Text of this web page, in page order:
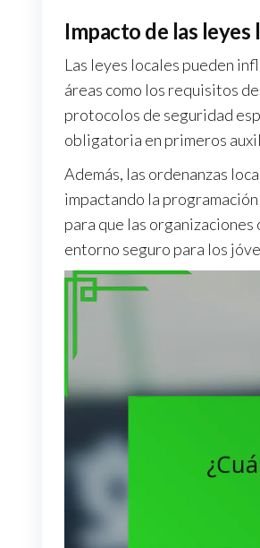
Impacto de las
Las leyes locales pueden
áreas como los requisitos
protocolos de seguridad
obligatoria en primeros
Además, las ordenanzas
impactando la
para que las
entorno seguro para los